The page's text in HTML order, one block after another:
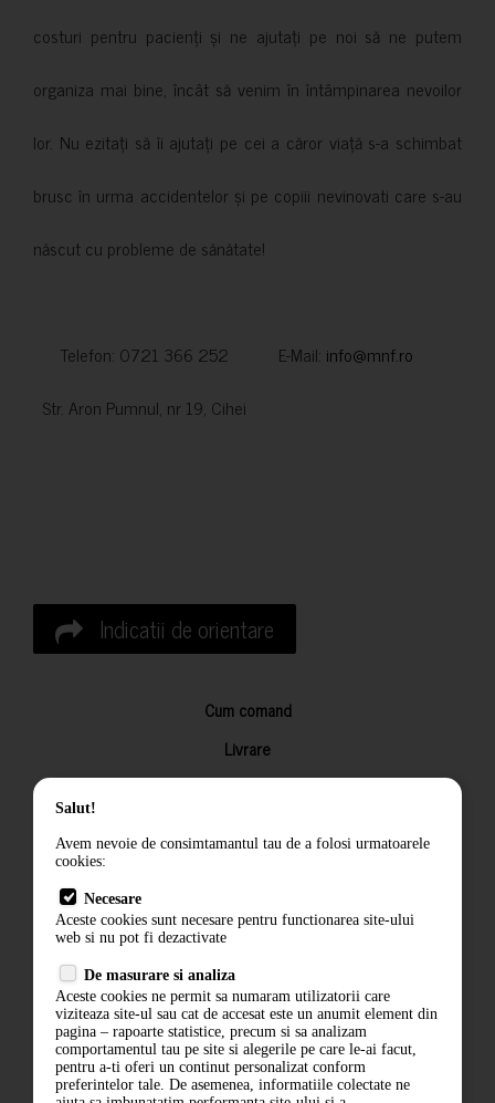
costuri pentru pacienți și ne ajutați pe noi să ne putem
organiza mai bine, încât să venim în întâmpinarea nevoilor
lor. Nu ezitați să îi ajutați pe cei a căror viață s-a schimbat
brusc în urma accidentelor și pe copiii nevinovati care s-au
născut cu probleme de sănătate!
Telefon: 0721 366 252 E-Mail: info@mnf.ro
Str. Aron Pumnul, nr 19, Cihei
Indicatii de orientare
Cum comand
Livrare
Returnarea produselor
Termeni si conditii
Politica de confidentialitate
ANPC
Salut!
Avem nevoie de consimtamantul tau de a folosi urmatoarele
cookies:
Necesare
Aceste cookies sunt necesare pentru functionarea site-ului
web si nu pot fi dezactivate
De masurare si analiza
Aceste cookies ne permit sa numaram utilizatorii care
viziteaza site-ul sau cat de accesat este un anumit element din
pagina – rapoarte statistice, precum si sa analizam
comportamentul tau pe site si alegerile pe care le-ai facut,
pentru a-ti oferi un continut personalizat conform
preferintelor tale. De asemenea, informatiile colectate ne